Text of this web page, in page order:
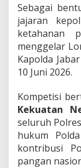
Sebagai
jajaran
ketahanan
menggelar
Kapolda
10 Juni 2026.
Kompetisi
Kekuatan
seluruh
hukum
kontribusi
pangan